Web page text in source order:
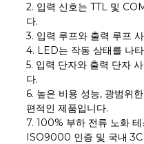
2. 입력 신호는 TTL 및
다.
3. 입력 루프와 출력 루프
4. LED는 작동 상태를 나
5. 입력 단자와 출력 단자
다.
6. 높은 비용 성능, 광범위
편적인 제품입니다.
7. 100% 부하 전류 노화
ISO9000 인증 및 국내 3C